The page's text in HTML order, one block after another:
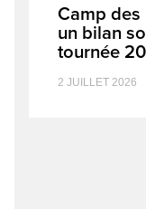
Camp des
un bilan
tournée
2 JUILLET 2026